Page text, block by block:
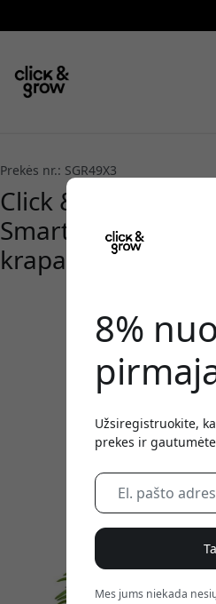
Prekės nr.: SGR49X3
Click & Grow
Smart Garden
krapais namų
8%
Užsiregistruokite,
prekes ir
Mes jums niekada